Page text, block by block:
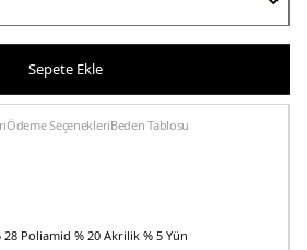
Sepete Ekle
Ödeme SeçenekleriBeden Tablosu
28 Poliamid % 20 Akrilik % 5 Yün